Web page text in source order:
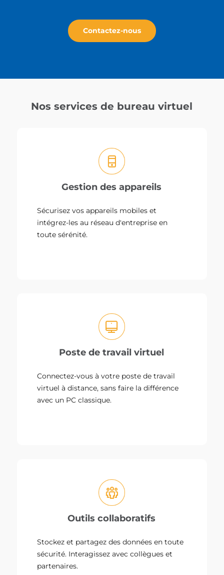
Contactez-nous
Nos services de bureau virtuel
Gestion des appareils
Sécurisez vos appareils mobiles et
intégrez-les au réseau d'entreprise en
toute sérénité.
Poste de travail virtuel
Connectez-vous à votre poste de travail
virtuel à distance, sans faire la différence
avec un PC classique.
Outils collaboratifs
Stockez et partagez des données en toute
sécurité. Interagissez avec collègues et
partenaires.